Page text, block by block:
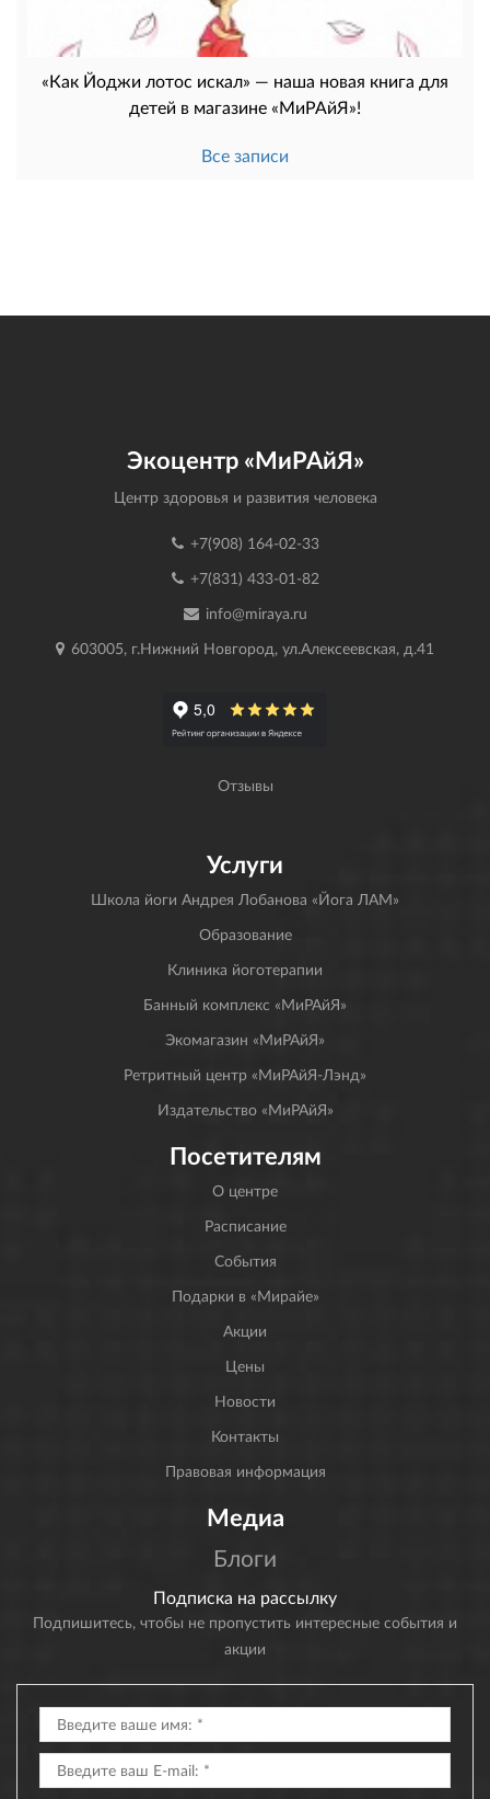
«Как Йоджи лотос искал» — наша новая книга для
детей в магазине «МиРАйЯ»!
Все записи
Экоцентр «МиРАйЯ»
Центр здоровья и развития человека
+7(908) 164-02-33
+7(831) 433-01-82
info@miraya.ru
603005, г.Нижний Новгород, ул.Алексеевская, д.41
Отзывы
Услуги
Школа йоги Андрея Лобанова «Йога ЛАМ»
Образование
Клиника йоготерапии
Банный комплекс «МиРАйЯ»
Экомагазин «МиРАйЯ»
Ретритный центр «МиРАйЯ-Лэнд»
Издательство «МиРАйЯ»
Посетителям
О центре
Расписание
События
Подарки в «Мирайе»
Акции
Цены
Новости
Контакты
Правовая информация
Медиа
Блоги
Подписка на рассылку
Подпишитесь, чтобы не пропустить интересные события и
акции